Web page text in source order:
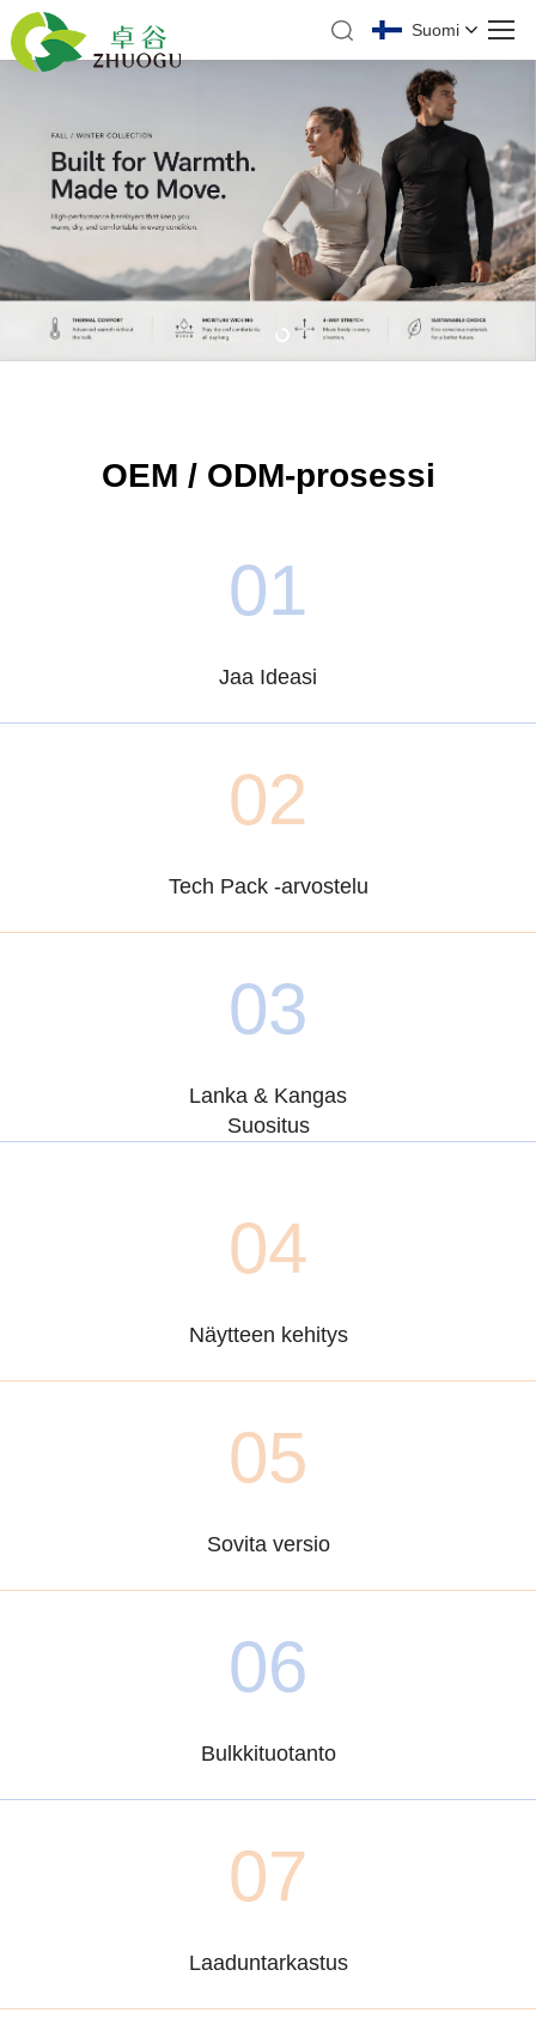
Suomi
OEM / ODM-prosessi
01
Jaa Ideasi
02
Tech Pack -arvostelu
03
Lanka & Kangas
Suositus
04
Näytteen kehitys
05
Sovita versio
06
Bulkkituotanto
07
Laaduntarkastus